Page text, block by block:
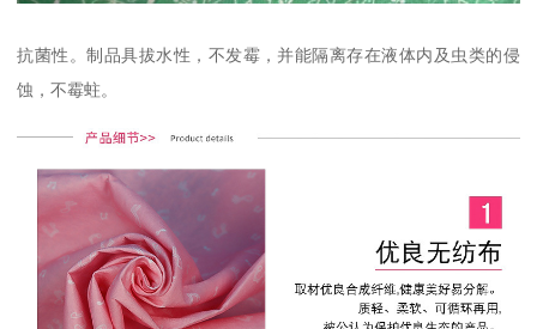
抗菌性。制品具拔水性，不发霉，并能隔离存在液体内及虫类的侵
蚀，不霉蛀。